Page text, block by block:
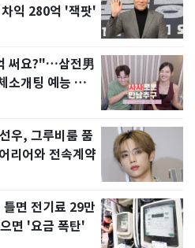
익 280억 '잭팟'
써요?"…삼전男
소개팅 예능 화
우, 그루비룸 품
리어와 전속계약
면 전기료 29만
면 '요금 폭탄'